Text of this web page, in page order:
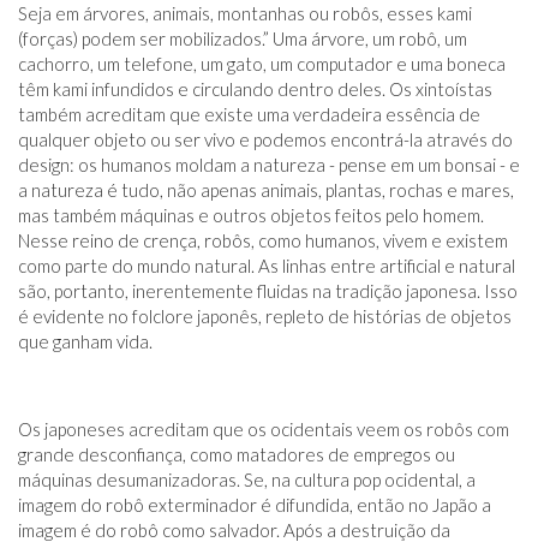
Seja em árvores, animais, montanhas ou robôs, esses kami
(forças) podem ser mobilizados.” Uma árvore, um robô, um
cachorro, um telefone, um gato, um computador e uma boneca
têm kami infundidos e circulando dentro deles. Os xintoístas
também acreditam que existe uma verdadeira essência de
qualquer objeto ou ser vivo e podemos encontrá-la através do
design: os humanos moldam a natureza - pense em um bonsai - e
a natureza é tudo, não apenas animais, plantas, rochas e mares,
mas também máquinas e outros objetos feitos pelo homem.
Nesse reino de crença, robôs, como humanos, vivem e existem
como parte do mundo natural. As linhas entre artificial e natural
são, portanto, inerentemente fluidas na tradição japonesa. Isso
é evidente no folclore japonês, repleto de histórias de objetos
que ganham vida.
Os japoneses acreditam que os ocidentais veem os robôs com
grande desconfiança, como matadores de empregos ou
máquinas desumanizadoras. Se, na cultura pop ocidental, a
imagem do robô exterminador é difundida, então no Japão a
imagem é do robô como salvador. Após a destruição da